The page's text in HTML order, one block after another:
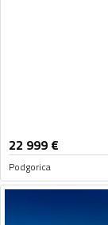
22 999 €
Podgorica